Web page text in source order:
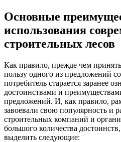
Основные
использования
строительных лесов
Как правило, прежде чем
пользу одного из предложений
потребитель старается заранее
достоинствами и
предложений. И, как правило,
завоевали свою популярность и
строительных компаний и
большого количества
выделить следующие: